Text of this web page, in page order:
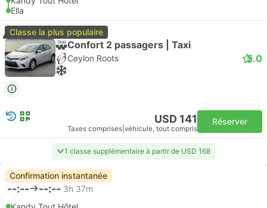
Ella
Classe la plus populaire
Confort 2 passagers | Taxi
Ceylon Roots 5.0
USD 141
Taxes comprises véhicule, tout compris
Réserver
1 classe supplémentaire à partir de USD 168
Confirmation instantanée
--:-- --:-- 3h 37m